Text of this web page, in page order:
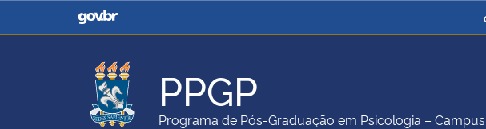
Casa Civil
Ministério da Justiça e
Ministério da Defesa
Ministério da Agricultura,
Pecuária e Abastecimento
Ministério da Educação
PPGP
Programa de Pós-Graduação em Psicologia –